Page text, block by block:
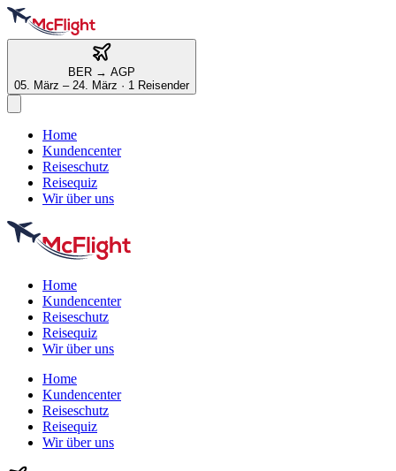
BER → AGP
05. März – 24. März · 1 Reisender
Home
Kundencenter
Reiseschutz
Reisequiz
Wir über uns
Home
Kundencenter
Reiseschutz
Reisequiz
Wir über uns
Home
Kundencenter
Reiseschutz
Reisequiz
Wir über uns